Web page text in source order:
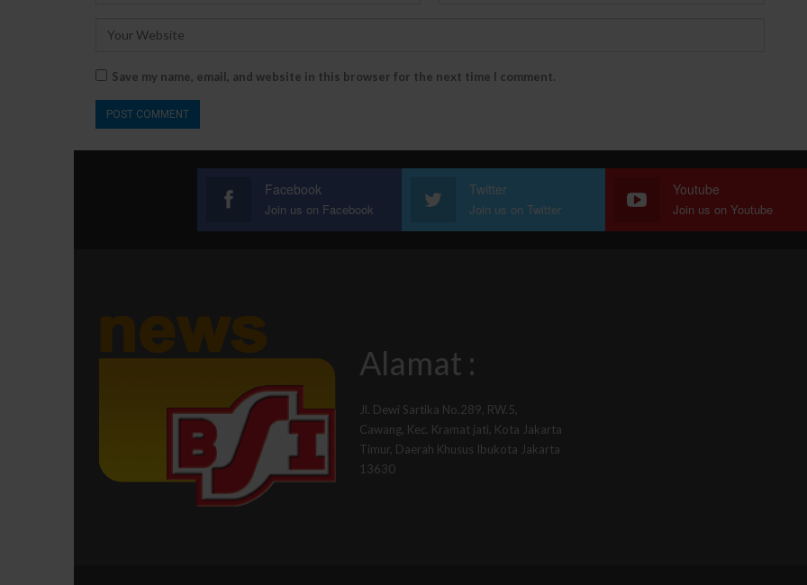
Save my name, email, and website in this browser for the next time I comment.
Facebook
Join us on Facebook
Twitter
Join us on Twitter
Youtube
Join us on Youtube
Alamat :
Jl. Dewi Sartika No.289, RW.5,
Cawang, Kec. Kramat jati, Kota Jakarta
Timur, Daerah Khusus Ibukota Jakarta
13630